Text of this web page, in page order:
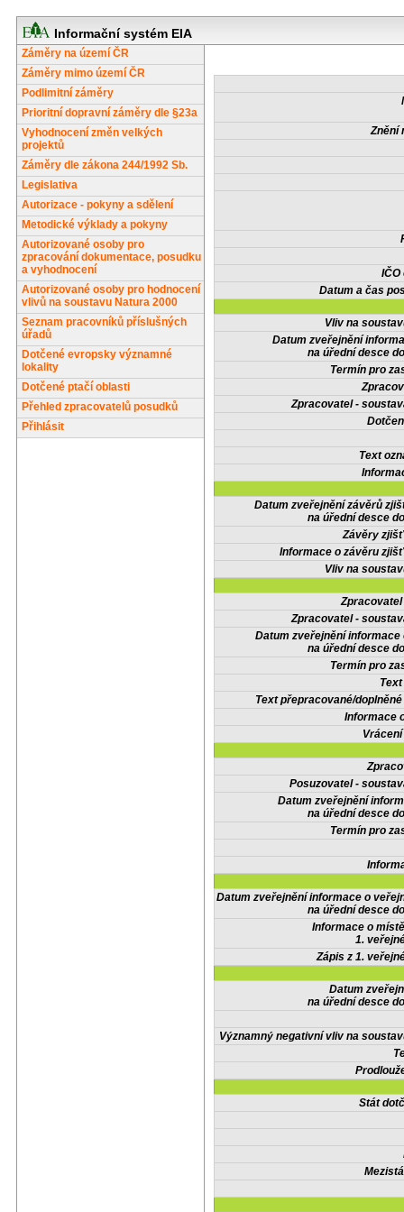
Informační systém EIA
Záměry na území ČR
Záměry mimo území ČR
Podlimitní záměry
Prioritní dopravní záměry dle §23a
Vyhodnocení změn velkých
projektů
Záměry dle zákona 244/1992 Sb.
Legislativa
Autorizace - pokyny a sdělení
Metodické výklady a pokyny
Autorizované osoby pro
zpracování dokumentace, posudku
a vyhodnocení
Autorizované osoby pro hodnocení
vlivů na soustavu Natura 2000
Seznam pracovníků příslušných
úřadů
Dotčené evropsky významné
lokality
Dotčené ptačí oblasti
Přehled zpracovatelů posudků
Přihlásit
Znění
IČO
Datum a čas
Vliv na
Datum zveřejnění
na úřední desce
Termín pro
Zpracovatel -
Text
Datum zveřejnění závěrů
na úřední desce
Závěry
Informace o závěru
Vliv na
Zpracovatel -
Datum zveřejnění informace
na úřední desce
Termín pro
Text přepracované/
Informace
Posuzovatel -
Datum zveřejnění
na úřední desce
Termín pro
Datum zveřejnění informace o
na úřední desce
Informace o
1.
Zápis z 1.
Datum
na úřední desce
Významný negativní vliv na
Stát